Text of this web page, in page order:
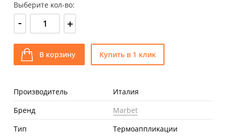
Выберите кол-во:
- +
В корзину Купить в 1 клик
Производитель
Италия
Бренд
Marbet
Тип
Термоаппликации